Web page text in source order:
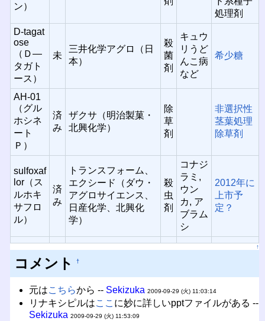
ン）
処理剤
D-tagat
ose
（Ｄ—
タガト
ース）
未
三井化学アグロ（日
本）
殺
菌
剤
キュウ
リうど
んこ病
など
希少糖
AH-01
（グル
ホシネ
ート
Ｐ）
済
み
ザクサ（明治製菓・
北興化学）
除
草
剤
非選択性
茎葉処理
除草剤
sulfoxaf
lor（ス
ルホキ
サフロ
ル）
済
み
トランスフォーム、
エクシード（ダウ・
アグロサイエンス、
日産化学、北興化
学）
殺
虫
剤
コナジ
ラミ,
ウン
カ, ア
ブラム
シ
2012年に
上市予
定？
↑
コメント †
元はこちらから -- Sekizuka 2009-09-29 (火) 11:03:14
リナキシピルはここ に妙に詳しいpptファイルがある --
Sekizuka 2009-09-29 (火) 11:53:09